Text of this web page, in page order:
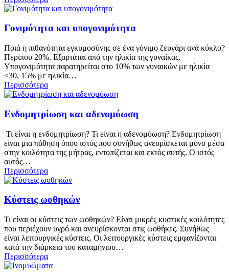
Γονιμότητα και υπογονιμότητα
Ποιά η πιθανότητα εγκυμοσύνης σε ένα γόνιμο ζευγάρι ανά κύκλο?
Περίπου 20%. Εξαρτάται από την ηλικία της γυναίκας.
Υπογονιμότητα παρατηρείται στο 10% των γυναικών με ηλικία
<30, 15% με ηλικία…
Περισσότερα
Ενδομητρίωση και αδενομύωση
Τι είναι η ενδομητρίωση? Τι είναι η αδενομύωση? Ενδομητρίωση
είναι μια πάθηση όπου ιστός που συνήθως ανευρίσκεται μόνο μέσα
στην κοιλότητα της μήτρας, εντοπίζεται και εκτός αυτής. Ο ιστός
αυτός…
Περισσότερα
Κύστεις ωοθηκών
Τι είναι οι κύστεις των ωοθηκών? Είναι μικρές κυστικές κοιλότητες
που περιέχουν υγρό και ανευρίσκονται στις ωοθήκες. Συνήθως
είναι λειτουργικές κύστεις. Οι λειτουργικές κύστεις εμφανίζονται
κατά την διάρκεια του καταμήνιου…
Περισσότερα